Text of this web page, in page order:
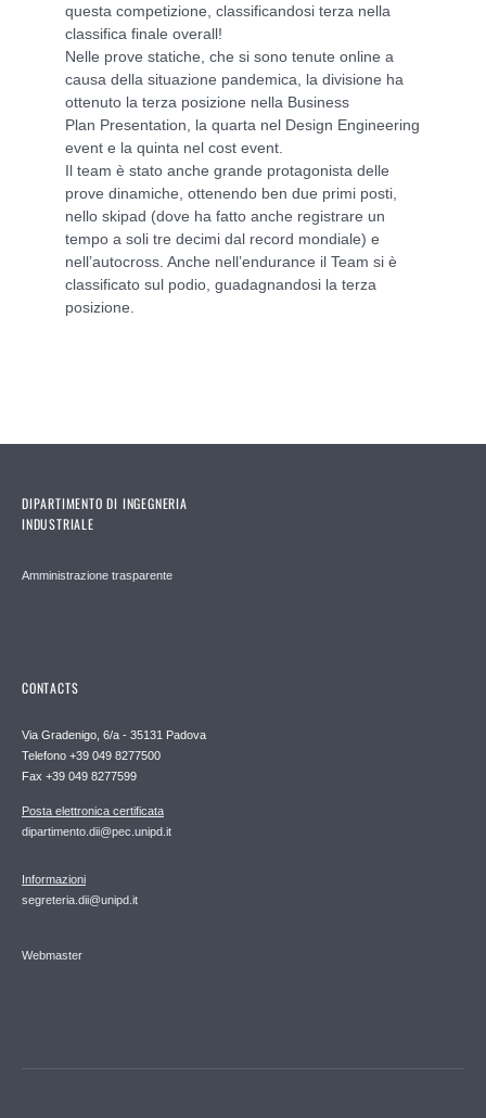
questa competizione, classificandosi terza nella
classifica finale overall!
Nelle prove statiche, che si sono tenute online a
causa della situazione pandemica, la divisione ha
ottenuto la terza posizione nella Business
Plan Presentation, la quarta nel Design Engineering
event e la quinta nel cost event.
Il team è stato anche grande protagonista delle
prove dinamiche, ottenendo ben due primi posti,
nello skipad (dove ha fatto anche registrare un
tempo a soli tre decimi dal record mondiale) e
nell’autocross. Anche nell’endurance il Team si è
classificato sul podio, guadagnandosi la terza
posizione.
DIPARTIMENTO DI INGEGNERIA
INDUSTRIALE
Amministrazione trasparente
CONTACTS
Via Gradenigo, 6/a - 35131 Padova
Telefono +39 049 8277500
Fax +39 049 8277599
Posta elettronica certificata
dipartimento.dii@pec.unipd.it
Informazioni
segreteria.dii@unipd.it
Webmaster